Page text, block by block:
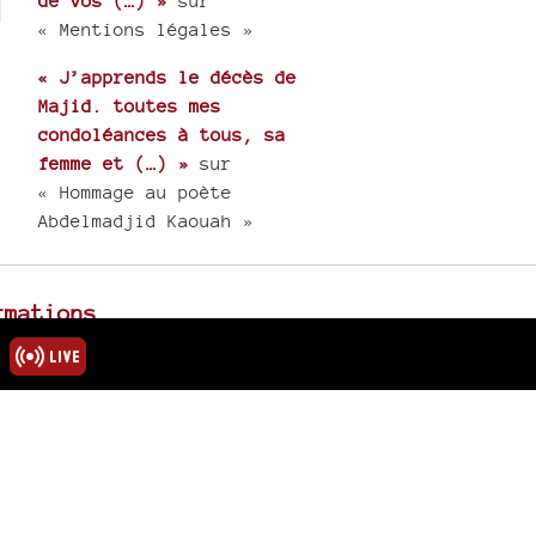
« Mentions légales »
« J’apprends le décès de
Majid. toutes mes
condoléances à tous, sa
femme et (…) » sur
« Hommage au poète
Abdelmadjid Kaouah »
légales
site